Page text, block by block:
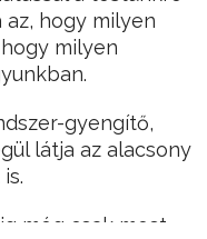
hogy milyen
milyen
gyengítő,
látja az alacsony
még csak most